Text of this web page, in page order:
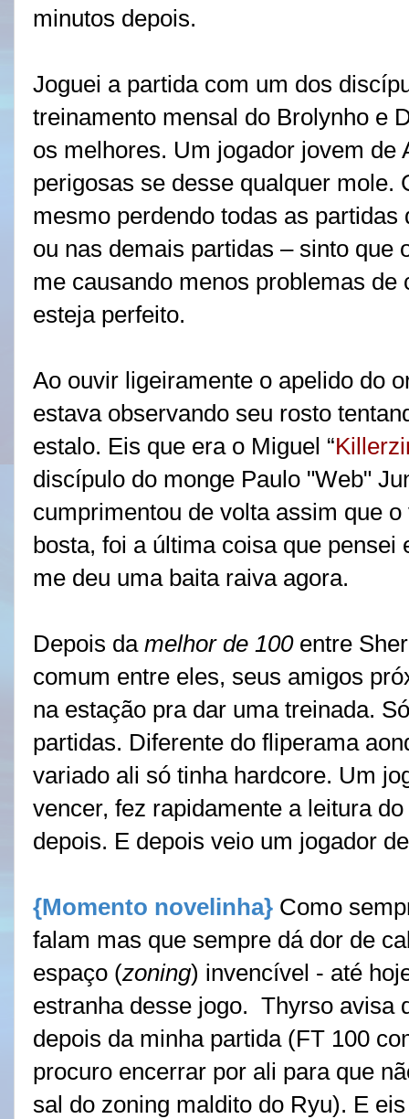
minutos depois.
Joguei a partida com um dos
treinamento mensal do Brolynho e
os melhores. Um jogador jovem de
perigosas se desse qualquer mole.
mesmo perdendo todas as
ou nas demais partidas – sinto que
me causando menos problemas de
esteja perfeito.
Ao ouvir ligeiramente o apelido do
estava observando seu rosto
estalo. Eis que era o Miguel “
discípulo do monge Paulo "Web"
cumprimentou de volta assim que
bosta, foi a última coisa que
me deu uma baita raiva agora.
Depois da melhor de 100entre
comum entre eles, seus amigos
na estação pra dar uma treinada.
partidas. Diferente do fliperama
variado ali só tinha hardcore. Um
vencer, fez rapidamente a leitura
depois. E depois veio um jogador
{Momento novelinha} Como
falam mas que sempre dá dor de
espaço (zoning) invencível - até
estranha desse jogo. Thyrso avisa
depois da minha partida (FT 100
procuro encerrar por ali para que
sal do zoning maldito do Ryu). E